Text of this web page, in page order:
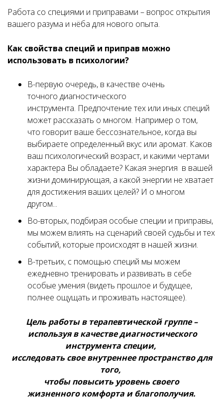
Работа со специями и приправами – вопрос открытия
вашего разума и нёба для нового опыта.
Как свойства специй и приправ можно
использовать в психологии?
В-первую очередь, в качестве очень
точного диагностического
инструмента. Предпочтение тех или иных специй
может рассказать о многом. Например о том,
что говорит ваше бессознательное, когда вы
выбираете определенный вкус или аромат. Каков
ваш психологический возраст, и какими чертами
характера Вы обладаете? Какая энергия в вашей
жизни доминирующая, а какой энергии не хватает
для достижения ваших целей? И о многом
другом...
Во-вторых, подбирая особые специи и приправы,
мы можем влиять на сценарий своей судьбы и тех
событий, которые происходят в нашей жизни.
В-третьих, с помощью специй мы можем
ежедневно тренировать и развивать в себе
особые умения (видеть прошлое и будущее,
полнее ощущать и проживать настоящее).
Цель работы в терапевтической группе –
используя в качестве диагностического
инструмента специи,
исследовать свое внутреннее пространство для
того,
чтобы повысить уровень своего
жизненного комфорта и благополучия.